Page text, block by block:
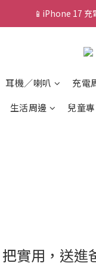
💰新會員送
💰新會員送
耳機／喇叭 充電
生活周邊 兒童
把實用，送進